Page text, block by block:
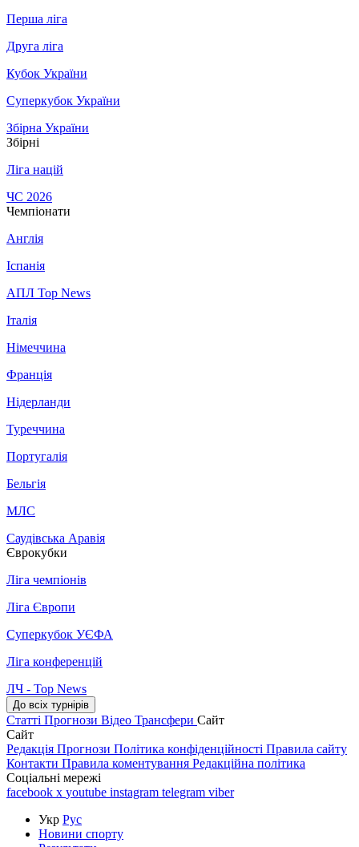
Перша ліга
Друга ліга
Кубок України
Суперкубок України
Збірна України
Збірні
Ліга націй
ЧС 2026
Чемпіонати
Англія
Іспанія
АПЛ Top News
Італія
Німеччина
Франція
Нідерланди
Туреччина
Португалія
Бельгія
МЛС
Саудівська Аравія
Єврокубки
Ліга чемпіонів
Ліга Європи
Суперкубок УЄФА
Ліга конференцій
ЛЧ - Top News
До всіх турнірів
Статті Прогнози Відео Трансфери Сайт
Сайт
Редакція Прогнози Політика конфіденційності Правила сайту
Контакти Правила коментування Редакційна політика
Соціальні мережі
facebook x youtube instagram telegram viber
Укр Рус
Новини спорту